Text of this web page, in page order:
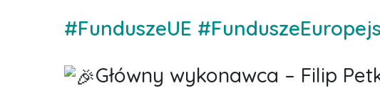
#FunduszeUE
Główny wykonawca – Filip